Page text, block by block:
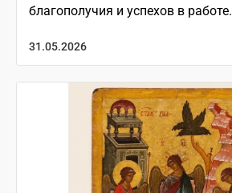
благополучия и успехов в работе.
31.05.2026